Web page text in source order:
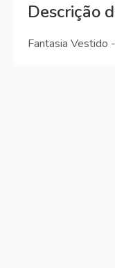
Descrição
Fantasia Vestido